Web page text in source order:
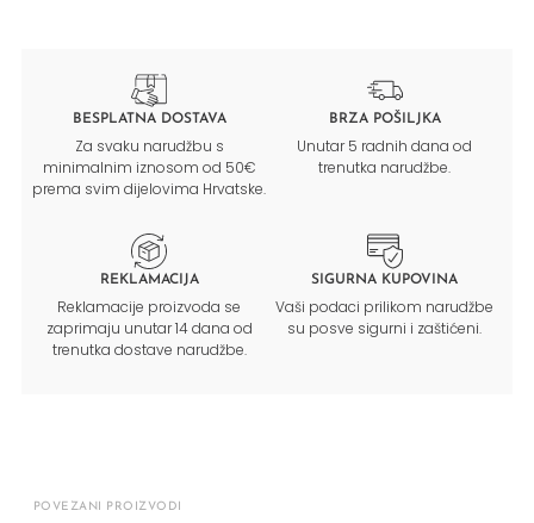
BESPLATNA DOSTAVA
Za svaku narudžbu s
minimalnim iznosom od 50€
prema svim dijelovima Hrvatske.
BRZA POŠILJKA
Unutar 5 radnih dana od
trenutka narudžbe.
REKLAMACIJA
Reklamacije proizvoda se
zaprimaju unutar 14 dana od
trenutka dostave narudžbe.
SIGURNA KUPOVINA
Vaši podaci prilikom narudžbe
su posve sigurni i zaštićeni.
POVEZANI PROIZVODI